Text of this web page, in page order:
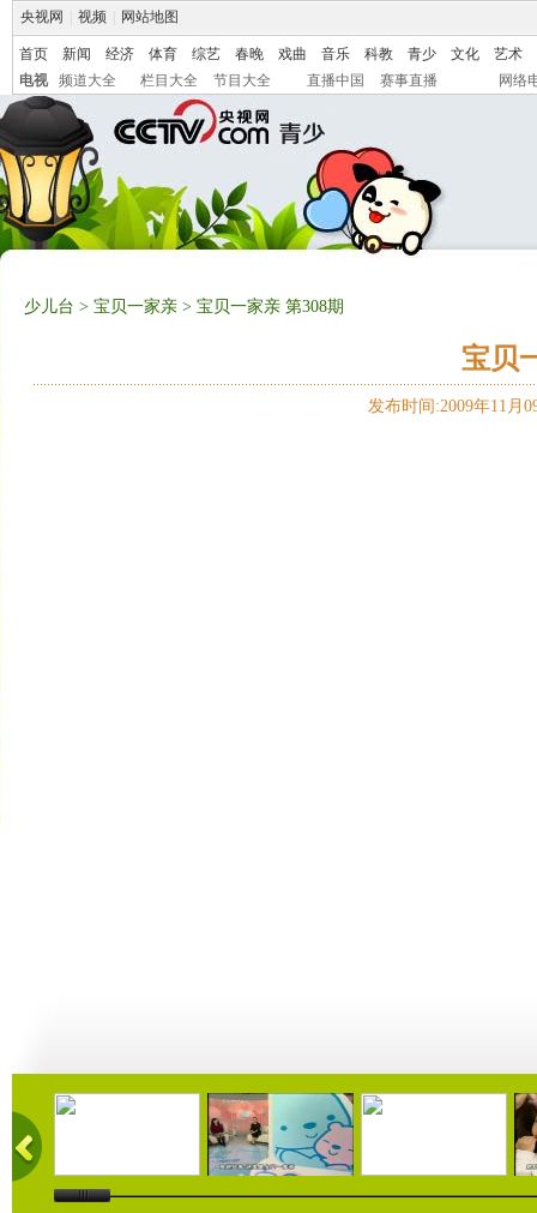
央视网 视频 网站地图
首页 新闻 经济 体育 综艺 春晚 戏曲 音乐 科教 青少 文化
艺术
电视
频道大全 栏目大全 节目大全 直播中国 赛事直播 网络
少儿台 > 宝贝一家亲 > 宝贝一家亲 第308期
宝贝
发布时间:2009年11月
18:51 07:43 10:19